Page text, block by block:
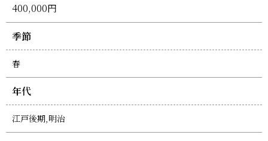
400,000円
季節
春
年代
江戸後期,明治